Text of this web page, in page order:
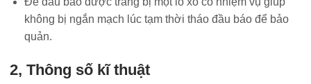
không bị ngắn mạch lúc tạm thời tháo đầu báo để bảo
quản.
2, Thông số kĩ thuật